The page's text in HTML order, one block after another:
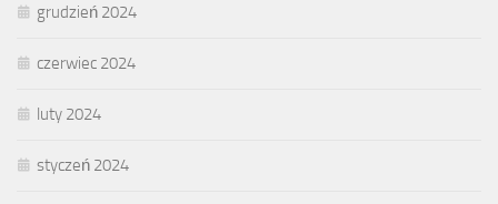
grudzień 2024
czerwiec 2024
luty 2024
styczeń 2024